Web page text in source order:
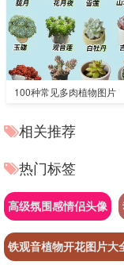
100种常见多肉植物图片
相关推荐
热门标签
高级氛围感情侣头像
铁观音植物开花图片大